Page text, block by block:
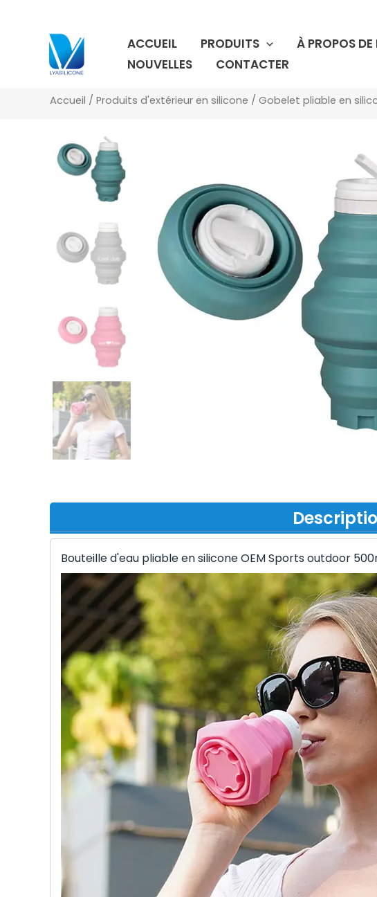
ACCUEIL PRODUITS À PROPOS
NOUVELLES
CONTACTER
Accueil / Produits d'extérieur en silicone / Gobelet pliable en
Bouteille d'eau pliable en silicone OEM Sports outdoor